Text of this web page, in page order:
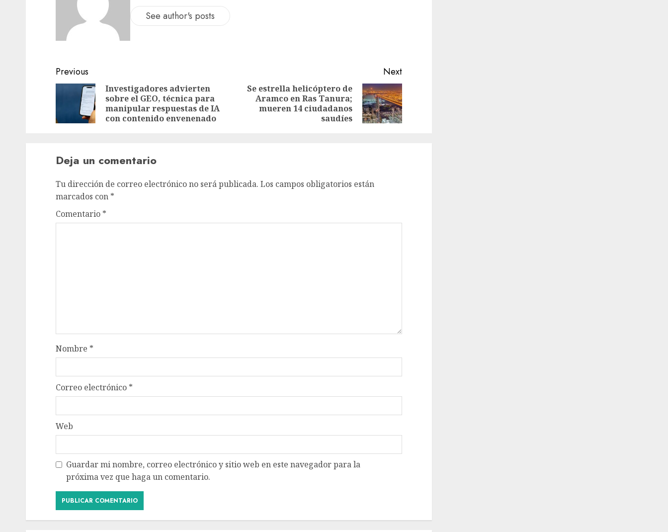
See author's posts
Previous
Investigadores advierten
sobre el GEO, técnica para
manipular respuestas de IA
con contenido envenenado
Next
Se estrella helicóptero de
Aramco en Ras Tanura;
mueren 14 ciudadanos
saudíes
Deja un comentario
Tu dirección de correo electrónico no será publicada. Los campos obligatorios están
marcados con *
Comentario *
Nombre *
Correo electrónico *
Web
Guardar mi nombre, correo electrónico y sitio web en este navegador para la
próxima vez que haga un comentario.